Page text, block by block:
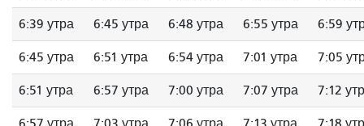
6:39 утра 6:45 утра 6:48 утра 6:55 утра 6:59
6:45 утра 6:51 утра 6:54 утра 7:01 утра 7:05
6:51 утра 6:57 утра 7:00 утра 7:07 утра 7:12